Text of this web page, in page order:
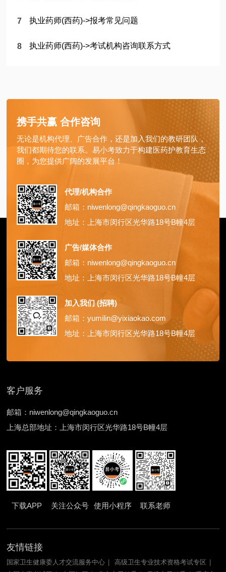
执业药师(西药)->报考常见问题
执业药师(西药)->考试机构咨询联系方式
携手共赢 合作咨询
无论是机构代理、广告合作，还是加入我们的教研团队，
我们都期待您的联系。易小考致力于构建医药护教育生态
圈，为您提供广阔的发展平台！
代理/机构合作
邮箱：niwenlong@qingkaoguo.cn
地址：上海市闵行区光华路18号B幢4层
广告/媒体合作
邮箱：niwenlong@qingkaoguo.cn
地址：上海市闵行区光华路18号B幢4层
加入我们 (招聘)
邮箱：yumilin@yixiaokao.com
地址：上海市闵行区光华路18号B幢4层
客户服务
邮箱：niwenlong@qingkaoguo.cn
上海总部地址：上海市闵行区光华路18号B幢4层
下载APP 关注公众号 使用小程序 联系老师
友情链接
国家卫生健康委人才交流服务中心
高级卫生专业技术资格考试专区